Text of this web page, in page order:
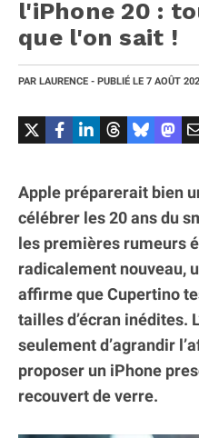
l'iPhone 20 :
que l'on sait !
PAR LAURENCE - PUBLIÉ LE 7 AOÛT
Apple préparerait bien
célébrer les 20 ans du
les premières rumeurs
radicalement nouveau,
affirme que Cupertino
tailles d’écran inédites.
seulement d’agrandir
proposer un iPhone
recouvert de verre.